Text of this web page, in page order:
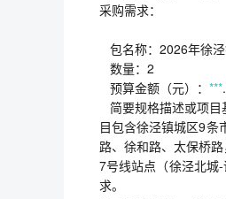
采购需求：
包名称：2026年徐
数量：2
预算金额（元）： ***
简要规格描述或项目
目包含徐泾镇城区9条
路、徐和路、太保桥
7号线站点（徐泾北城
求。